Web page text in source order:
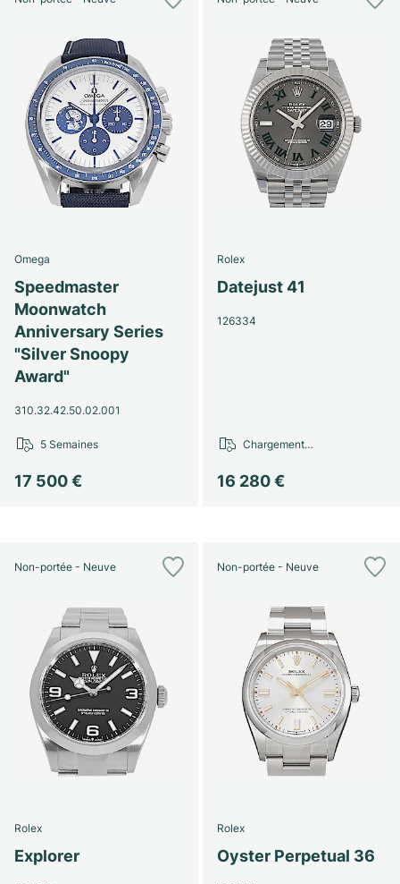
Omega
Speedmaster
Moonwatch
Anniversary Series
"Silver Snoopy
Award"
310.32.42.50.02.001
17 500 €
5 Semaines
Rolex
Datejust 41
126334
16 280 €
Chargement…
Non-portée - Neuve
Rolex
Explorer
Non-portée - Neuve
Rolex
Oyster Perpetual 36